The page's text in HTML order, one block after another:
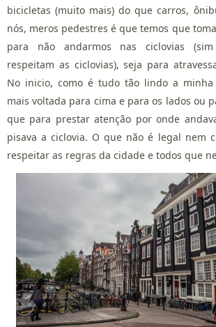
bicicletas (muito mais) do que carros,
nós, meros pedestres é que temos que
para não andarmos nas ciclovias
respeitam as ciclovias), seja para
No inicio, como é tudo tão lindo a minha
mais voltada para cima e para os lados ou
que para prestar atenção por onde
pisava a ciclovia. O que não é legal nem
respeitar as regras da cidade e todos que